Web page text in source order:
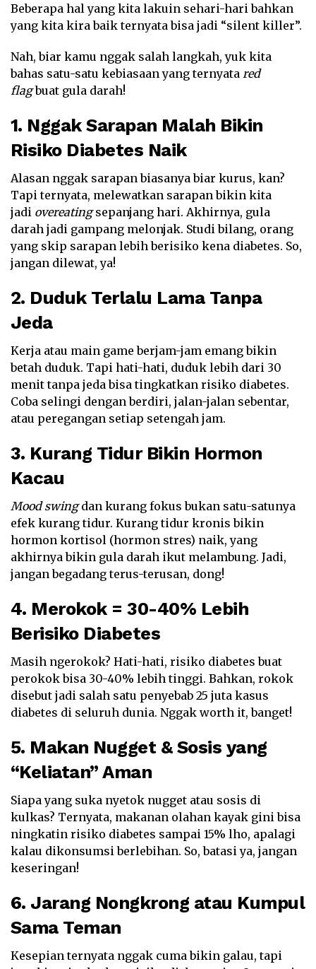
Beberapa hal yang kita lakuin sehari-hari bahkan
yang kita kira baik ternyata bisa jadi “silent killer”.
Nah, biar kamu nggak salah langkah, yuk kita
bahas satu-satu kebiasaan yang ternyata red
flagbuat gula darah!
1. Nggak Sarapan Malah Bikin
Risiko Diabetes Naik
Alasan nggak sarapan biasanya biar kurus, kan?
Tapi ternyata, melewatkan sarapan bikin kita
jadi overeatingsepanjang hari. Akhirnya, gula
darah jadi gampang melonjak. Studi bilang, orang
yang skip sarapan lebih berisiko kena diabetes. So,
jangan dilewat, ya!
2. Duduk Terlalu Lama Tanpa
Jeda
Kerja atau main game berjam-jam emang bikin
betah duduk. Tapi hati-hati, duduk lebih dari 30
menit tanpa jeda bisa tingkatkan risiko diabetes.
Coba selingi dengan berdiri, jalan-jalan sebentar,
atau peregangan setiap setengah jam.
3. Kurang Tidur Bikin Hormon
Kacau
Mood swingdan kurang fokus bukan satu-satunya
efek kurang tidur. Kurang tidur kronis bikin
hormon kortisol (hormon stres) naik, yang
akhirnya bikin gula darah ikut melambung. Jadi,
jangan begadang terus-terusan, dong!
4. Merokok = 30-40% Lebih
Berisiko Diabetes
Masih ngerokok? Hati-hati, risiko diabetes buat
perokok bisa 30-40% lebih tinggi. Bahkan, rokok
disebut jadi salah satu penyebab 25 juta kasus
diabetes di seluruh dunia. Nggak worth it, banget!
5. Makan Nugget & Sosis yang
“Keliatan” Aman
Siapa yang suka nyetok nugget atau sosis di
kulkas? Ternyata, makanan olahan kayak gini bisa
ningkatin risiko diabetes sampai 15% lho, apalagi
kalau dikonsumsi berlebihan. So, batasi ya, jangan
keseringan!
6. Jarang Nongkrong atau Kumpul
Sama Teman
Kesepian ternyata nggak cuma bikin galau, tapi